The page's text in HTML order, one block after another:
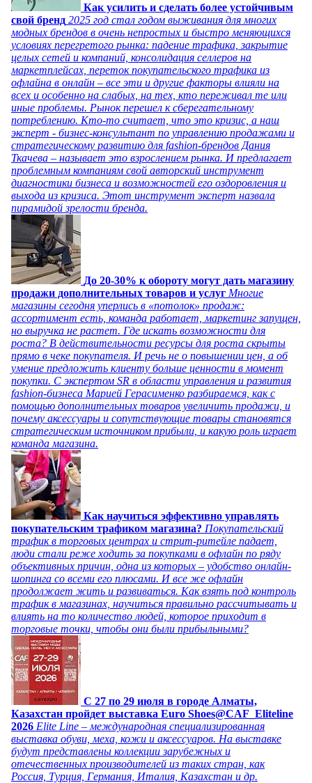
Как усилить и сделать более устойчивым
свой бренд 2025 год стал годом выживания для многих
модных брендов в очень непростых и быстро меняющихся
условиях перегретого рынка: падение трафика, закрытие
целых сетей и компаний, консолидация селлеров на
маркетплейсах, переток покупательского трафика из
офлайна в онлайн – все эти и другие факторы влияли на
всех и особенно на слабых, на тех, кто переживал те или
иные проблемы. Рынок перешел к сберегательному
потреблению. Кто-то считает, что это кризис, а наш
эксперт - бизнес-консультант по управлению продажами и
стратегическому развитию для fashion-брендов Дания
Ткачева – называет это взрослением рынка. И предлагает
проблемным компаниям свой авторский инструмент
диагностики бизнеса и возможностей его оздоровления и
выхода из кризиса. Этот инструмент эксперт назвала
пирамидой зрелости бренда.
До 20-30% к обороту могут дать магазину
продажи дополнительных товаров и услуг Многие
магазины сегодня уперлись в «потолок» продаж:
ассортимент есть, команда работает, маркетинг запущен,
но выручка не растет. Где искать возможности для
роста? В действительности ресурсы для роста скрыты
прямо в чеке покупателя. И речь не о повышении цен, а об
умение предложить клиенту больше ценности в момент
покупки. С экспертом SR в области управления и развития
fashion-бизнеса Марией Герасименко разбираемся, как с
помощью дополнительных товаров увеличить продажи, и
почему аксессуары и сопутствующие товары становятся
стратегическим источником прибыли, и какую роль играет
команда магазина.
Как научиться эффективно управлять
покупательским трафиком магазина? Покупательский
трафик в торговых центрах и стрит-ритейле падает,
люди стали реже ходить за покупками в офлайн по ряду
объективных причин, одна из которых – удобство онлайн-
шопинга со всеми его плюсами. И все же офлайн
продолжает жить и развиваться. Как взять под контроль
трафик в магазинах, научиться правильно рассчитывать и
влиять на то количество людей, которое приходит в
торговые точки, чтобы они были прибыльными?
C 27 по 29 июля в городе Алматы,
Казахстан пройдет выставка Euro Shoes@CAF_Eliteline
2026 Elite Line – международная специализированная
выставка обуви, меха, кожи и аксессуаров. На выставке
будут представлены коллекции зарубежных и
отечественных производителей из таких стран, как
Россия, Турция, Германия, Италия, Казахстан и др.